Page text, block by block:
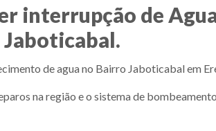
interrupção de
Jaboticabal.
de agua no Bairro Jaboticabal em
na região e o sistema de